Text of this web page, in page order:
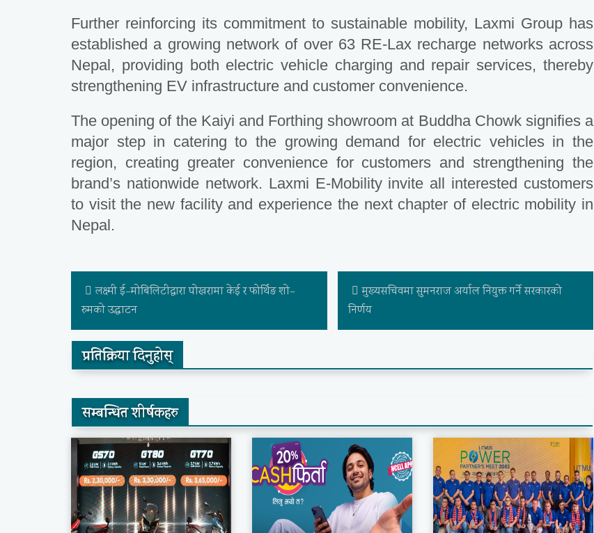
Further reinforcing its commitment to sustainable mobility, Laxmi Group has
established a growing network of over 63 RE-Lax recharge networks across
Nepal, providing both electric vehicle charging and repair services, thereby
strengthening EV infrastructure and customer convenience.
The opening of the Kaiyi and Forthing showroom at Buddha Chowk signifies a
major step in catering to the growing demand for electric vehicles in the
region, creating greater convenience for customers and strengthening the
brand’s nationwide network. Laxmi E-Mobility invite all interested customers
to visit the new facility and experience the next chapter of electric mobility in
Nepal.
लक्ष्मी ई–मोबिलिटीद्वारा पोखरामा केई र फोर्थिङ शो–
रुमको उद्घाटन
मुख्यसचिवमा सुमनराज अर्याल नियुक्त गर्ने सरकारको
निर्णय
प्रतिक्रिया दिनुहोस्
सम्बन्धित शीर्षकहरु